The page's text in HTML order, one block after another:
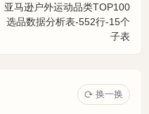
亚马逊户外运动品类TOP100
选品数据分析表-552行-15个
子表
换一换